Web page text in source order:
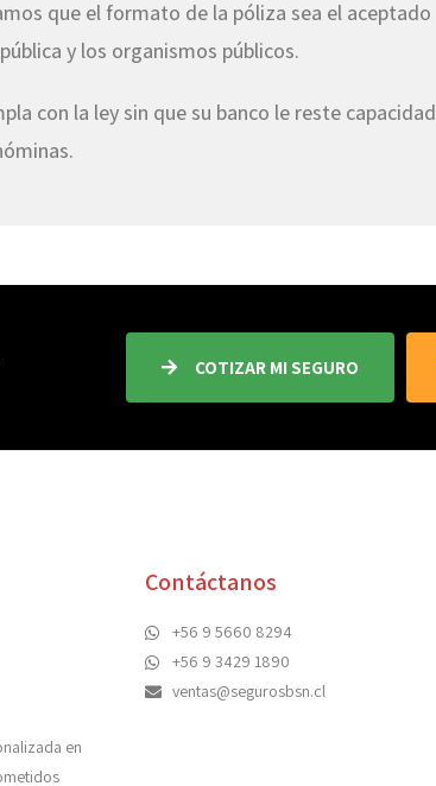
que el formato de la póliza sea el aceptado
y los organismos públicos.
con la ley sin que su banco le reste capacidad
COTIZAR MI SEGURO
en
Contáctanos
+56 9 5660 8294
+56 9 3429 1890
ventas@segurosbsn.cl